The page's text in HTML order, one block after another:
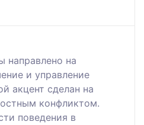
направлено на
и управление
акцент сделан на
конфликтом.
поведения в